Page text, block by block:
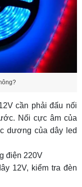
cần phải đấu nối
Nối cực âm của
dương của dây led
điện 220V
12V, kiểm tra đèn